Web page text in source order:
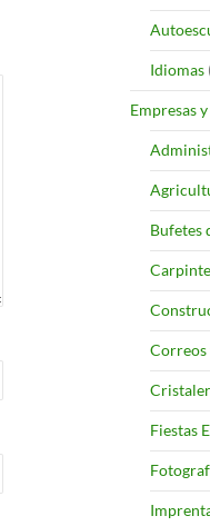
Idiomas
Empresas
Bufetes
Correos
Fiestas